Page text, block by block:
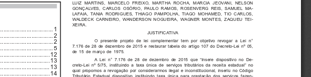
LUIZ MARTINS, MARCELO FREIXO, MARTHA ROCHA, MARCIA JEOVANI, NELSON
GONÇALVES, CARLOS OSÓRIO, PAULO RAMOS, ROSENVERG REIS, SAMUEL MA-
LAFAIA, TANIA RODRIGUES, THIAGO PAMPOLHA, TIAGO MOHAMED, TIO CARLOS,
WALDECK CARNEIRO, WANDERSON NOGUEIRA, WAGNER MONTES, ZAQUEU TEI-
XEIRA.
JUSTIFICATIVA
O presente projeto de lei complementar tem por objetivo revogar a Lei n°
7.176 de 28 de dezembro de 2015 e restaurar tabela do artigo 107 do Decreto-Lei nº 05,
de 15 de março de 1975.
A Lei n° 7.176 de 28 de dezembro de 2015 que “Insere dispositivo no De-
creto-Lei nº 5/75, instituindo a taxa única de serviços tributários da receita estadual” no
qual propomos a revogação por considerarmos ilegal e inconstitucional, inseriu no Código